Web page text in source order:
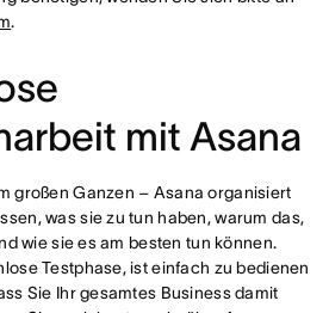
.
mit Asana
großen Ganzen – Asana organisiert
was sie zu tun haben, warum das,
wie sie es am besten tun können.
Testphase, ist einfach zu bedienen
Sie Ihr gesamtes Business damit